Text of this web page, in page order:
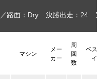
路面：Dry 決勝出走：24
マシン
メー
カー
周
回
数
ベス
イ